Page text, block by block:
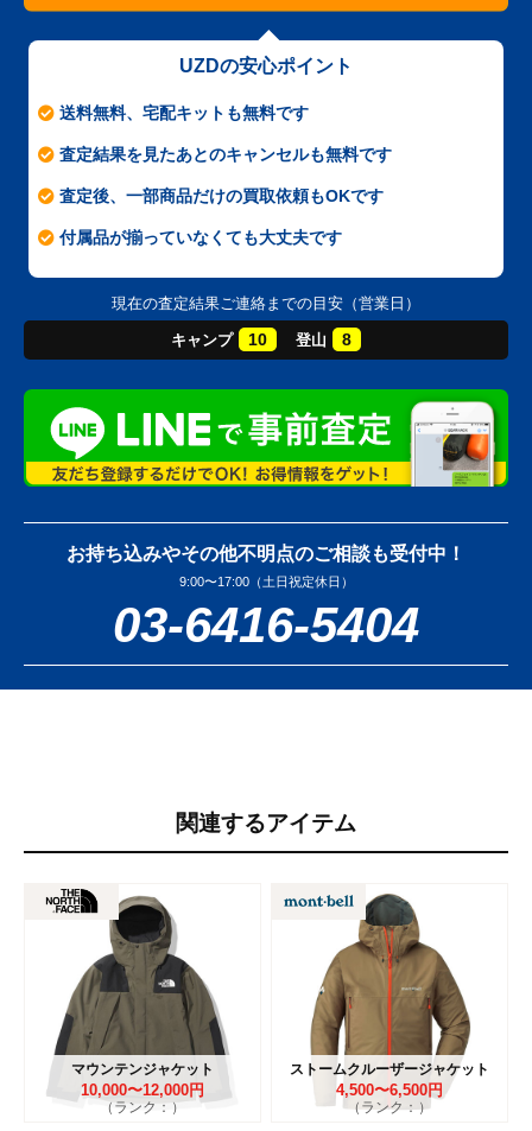
UZDの安心ポイント
送料無料、宅配キットも無料です
査定結果を見たあとのキャンセルも無料です
査定後、一部商品だけの買取依頼もOKです
付属品が揃っていなくても大丈夫です
現在の査定結果ご連絡までの目安（営業日）
キャンプ 10 登山 8
お持ち込みやその他不明点のご相談も受付中！
9:00〜17:00（土日祝定休日）
03-6416-5404
関連するアイテム
マウンテンジャケット
10,000〜12,000円
（ランク：）
ストームクルーザージャケット
4,500〜6,500円
（ランク：）